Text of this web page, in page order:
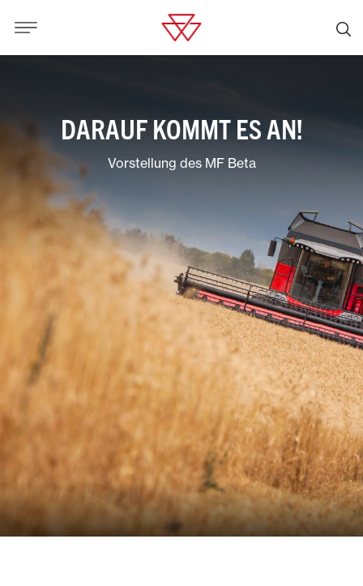
DARAUF KOMMT ES AN!
Vorstellung des MF Beta